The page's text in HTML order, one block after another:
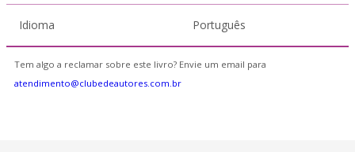
Idioma Português
Tem algo a reclamar sobre este livro? Envie um email para
atendimento@clubedeautores.com.br